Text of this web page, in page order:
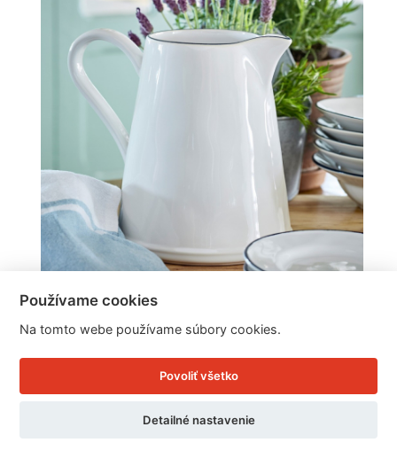
Kanvice na čaj BEJA 2,18l
Cena: 46.75 EUR
Skladom doručíme ihneď
U Vás doma 13. - 14. 8.
Používame cookies
Na tomto webe používame súbory cookies.
Povoliť všetko
Detailné nastavenie